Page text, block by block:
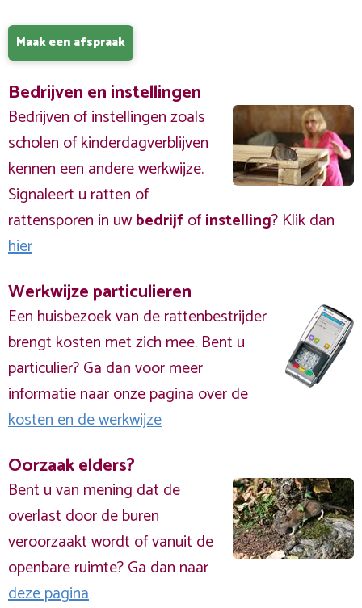
Maak een afspraak
Bedrijven en instellingen
Bedrijven of instellingen zoals
scholen of kinderdagverblijven
kennen een andere werkwijze.
Signaleert u ratten of
rattensporen in uwbedrijfofinstelling? Klik dan
hier
Werkwijze particulieren
Een huisbezoek van de rattenbestrijder
brengt kosten met zich mee. Bent u
particulier? Ga dan voor meer
informatie naar onze pagina over de
kosten en de werkwijze
Oorzaak elders?
Bent u van mening dat de
overlast door de buren
veroorzaakt wordt of vanuit de
openbare ruimte? Ga dan naar
deze pagina